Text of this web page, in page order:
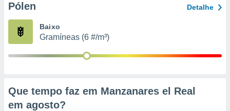
estudos
1199
Pólen Detalhe
Baixo
Gramíneas (6 #/m³)
Que tempo faz em Manzanares el Real
em agosto?